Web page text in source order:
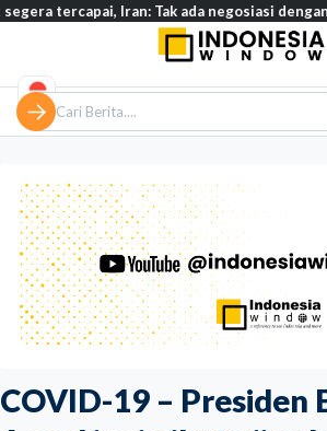
COVID-19 – Presiden
Iran: Tak ada negosiasi dengan